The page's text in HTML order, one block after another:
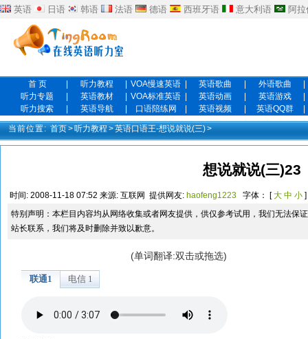
英语 日语 韩语 法语 德语 西班牙语 意大利语 阿
首 页 听力教程 VOA慢速英语 英语歌曲 外语歌曲
听力专题
英语教材 VOA标准英语 英语动画 英语游戏
听力搜索
英语导航 口语陪练网 英语视频 英语QQ群
当前位置: 首页>听力教程 >英语口语王-想说就说(三)>
想说就说(三)23
时间: 2008-11-18 07:52 来源: 互联网 提供网友: haofeng1223 字体： [大 中 小 ]
特别声明：本栏目内容均从网络收集或者网友提供，供仅参考试用，我们无法保
站长联系，我们将及时删除并致以歉意。
(单词翻译:双击或拖选)